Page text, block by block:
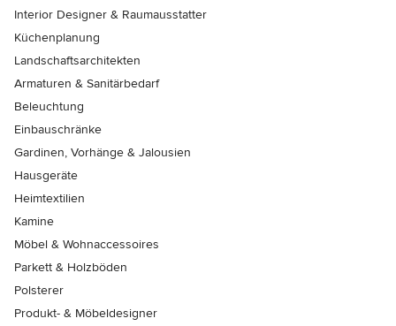
Interior Designer & Raumausstatter
Küchenplanung
Landschaftsarchitekten
Armaturen & Sanitärbedarf
Beleuchtung
Einbauschränke
Gardinen, Vorhänge & Jalousien
Hausgeräte
Heimtextilien
Kamine
Möbel & Wohnaccessoires
Parkett & Holzböden
Polsterer
Produkt- & Möbeldesigner